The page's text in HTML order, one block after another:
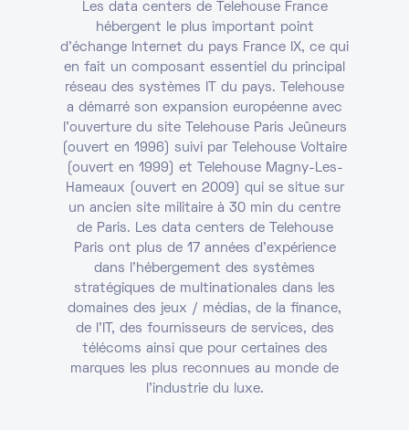
EN
FR
Les data centers de Telehouse France
hébergent le plus important point
d'échange Internet du pays France IX, ce qui
en fait un composant essentiel du principal
réseau des systèmes IT du pays. Telehouse
a démarré son expansion européenne avec
l'ouverture du site Telehouse Paris Jeûneurs
(ouvert en 1996) suivi par Telehouse Voltaire
(ouvert en 1999) et Telehouse Magny-Les-
Hameaux (ouvert en 2009) qui se situe sur
un ancien site militaire à 30 min du centre
de Paris. Les data centers de Telehouse
Paris ont plus de 17 années d'expérience
dans l'hébergement des systèmes
stratégiques de multinationales dans les
domaines des jeux / médias, de la finance,
de l'IT, des fournisseurs de services, des
télécoms ainsi que pour certaines des
marques les plus reconnues au monde de
l'industrie du luxe.